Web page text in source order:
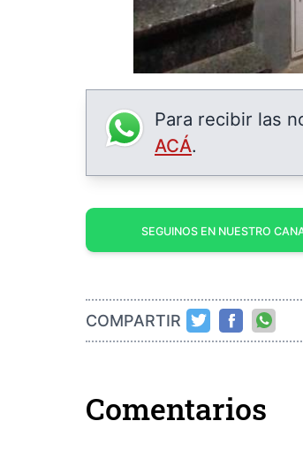
Para recibir las
ACÁ.
SEGUINOS EN NUESTRO
COMPARTIR
Comentarios